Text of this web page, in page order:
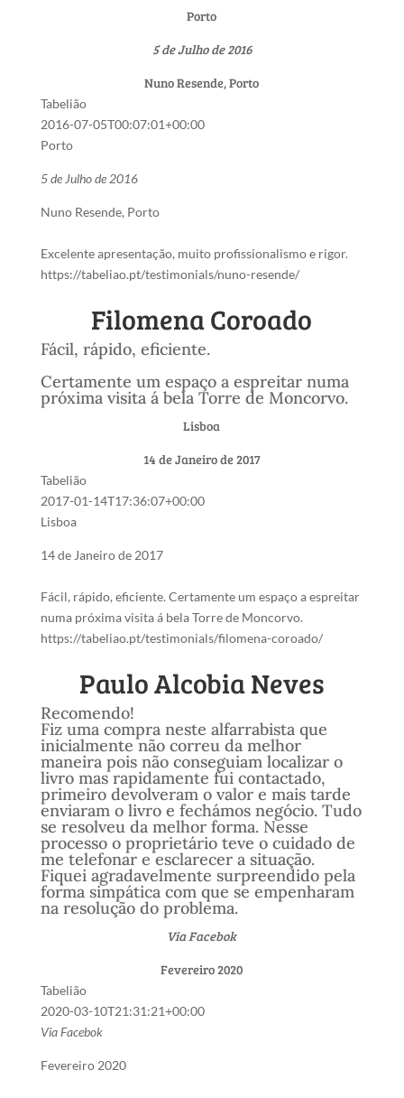
Porto
5 de Julho de 2016
Nuno Resende, Porto
Tabelião
2016-07-05T00:07:01+00:00
Porto
5 de Julho de 2016
Nuno Resende, Porto
Excelente apresentação, muito profissionalismo e rigor.
https://tabeliao.pt/testimonials/nuno-resende/
Filomena Coroado
Fácil, rápido, eficiente.
Certamente um espaço a espreitar numa
próxima visita á bela Torre de Moncorvo.
Lisboa
14 de Janeiro de 2017
Tabelião
2017-01-14T17:36:07+00:00
Lisboa
14 de Janeiro de 2017
Fácil, rápido, eficiente. Certamente um espaço a espreitar
numa próxima visita á bela Torre de Moncorvo.
https://tabeliao.pt/testimonials/filomena-coroado/
Paulo Alcobia Neves
Recomendo!
Fiz uma compra neste alfarrabista que
inicialmente não correu da melhor
maneira pois não conseguiam localizar o
livro mas rapidamente fui contactado,
primeiro devolveram o valor e mais tarde
enviaram o livro e fechámos negócio. Tudo
se resolveu da melhor forma. Nesse
processo o proprietário teve o cuidado de
me telefonar e esclarecer a situação.
Fiquei agradavelmente surpreendido pela
forma simpática com que se empenharam
na resolução do problema.
Via Facebok
Fevereiro 2020
Tabelião
2020-03-10T21:31:21+00:00
Via Facebok
Fevereiro 2020